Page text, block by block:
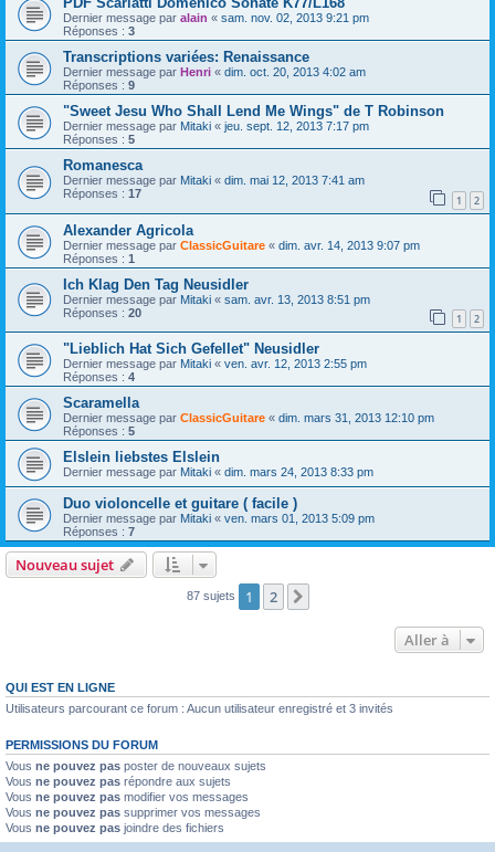
Dernier message par alain « sam. nov. 02, 2013 9:21 pm
Réponses : 3
Transcriptions variées: Renaissance
Dernier message par Henri « dim. oct. 20, 2013 4:02 am
Réponses : 9
"Sweet Jesu Who Shall Lend Me Wings" de T Robinson
Dernier message par Mitaki « jeu. sept. 12, 2013 7:17 pm
Réponses : 5
Romanesca
Dernier message par Mitaki « dim. mai 12, 2013 7:41 am
Réponses : 17 1 2
Alexander Agricola
Dernier message par ClassicGuitare « dim. avr. 14, 2013 9:07 pm
Réponses : 1
Ich Klag Den Tag Neusidler
Dernier message par Mitaki « sam. avr. 13, 2013 8:51 pm
Réponses : 20 1 2
"Lieblich Hat Sich Gefellet" Neusidler
Dernier message par Mitaki « ven. avr. 12, 2013 2:55 pm
Réponses : 4
Scaramella
Dernier message par ClassicGuitare « dim. mars 31, 2013 12:10 pm
Réponses : 5
Elslein liebstes Elslein
Dernier message par Mitaki « dim. mars 24, 2013 8:33 pm
Duo violoncelle et guitare ( facile )
Dernier message par Mitaki « ven. mars 01, 2013 5:09 pm
Réponses : 7
Nouveau sujet
87 sujets 1 2
Aller à
QUI EST EN LIGNE
Utilisateurs parcourant ce forum : Aucun utilisateur enregistré et 3 invités
PERMISSIONS DU FORUM
Vous ne pouvez pas poster de nouveaux sujets
Vous ne pouvez pas répondre aux sujets
Vous ne pouvez pas modifier vos messages
Vous ne pouvez pas supprimer vos messages
Vous ne pouvez pas joindre des fichiers